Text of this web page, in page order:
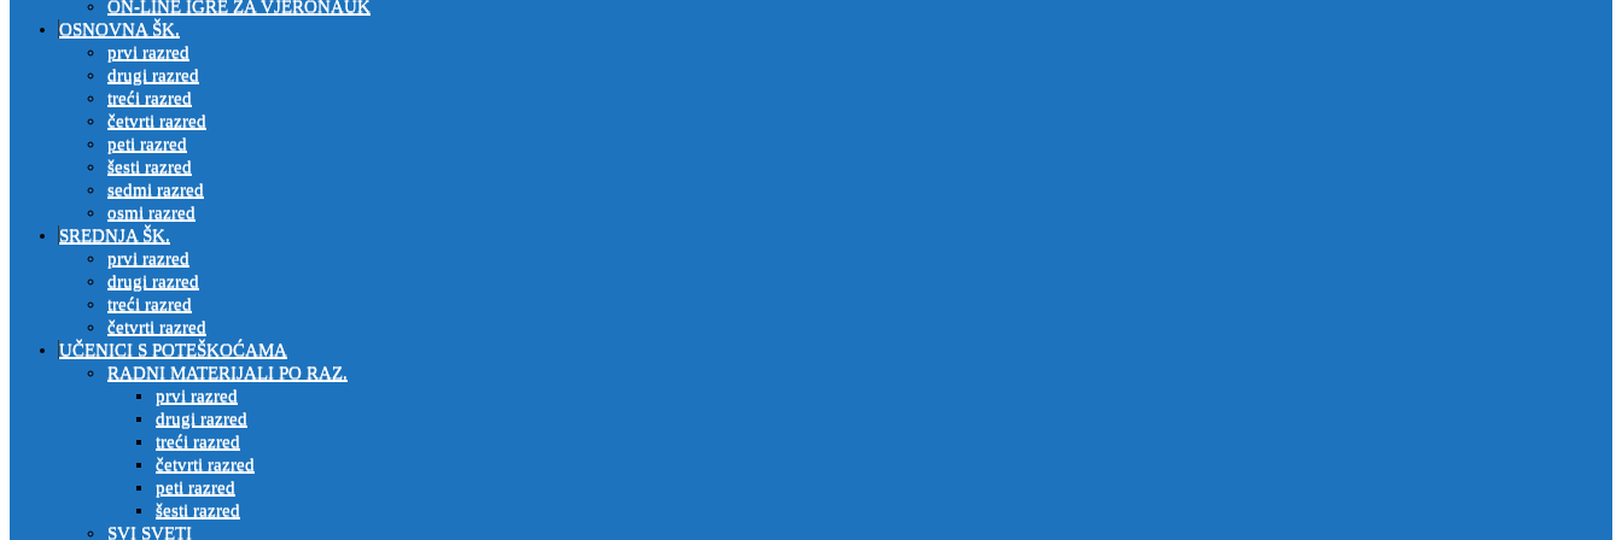
ON-LINE IGRE ZA VJERONAUK
OSNOVNA ŠK.
prvi razred
drugi razred
treći razred
četvrti razred
peti razred
šesti razred
sedmi razred
osmi razred
SREDNJA ŠK.
prvi razred
drugi razred
treći razred
četvrti razred
UČENICI S POTEŠKOĆAMA
RADNI MATERIJALI PO RAZ.
prvi razred
drugi razred
treći razred
četvrti razred
peti razred
šesti razred
SVI SVETI